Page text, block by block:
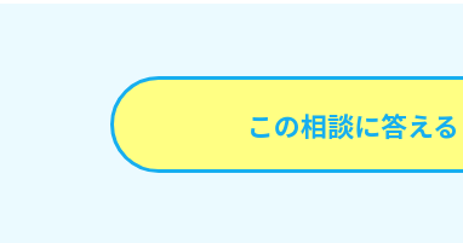
この相談に答える